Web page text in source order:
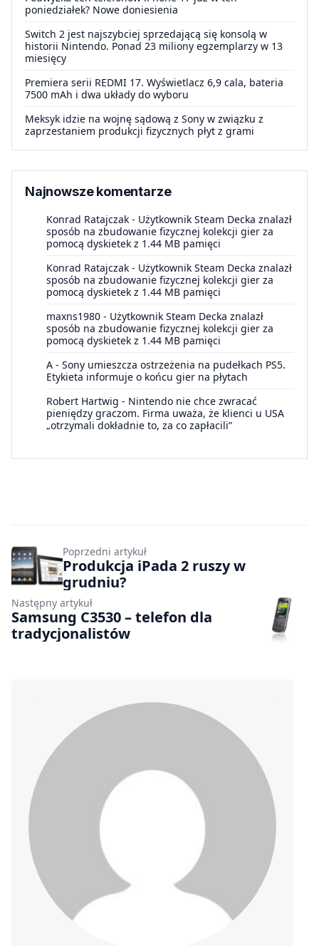
poniedziałek? Nowe doniesienia
Switch 2 jest najszybciej sprzedającą się konsolą w
historii Nintendo. Ponad 23 miliony egzemplarzy w 13
miesięcy
Premiera serii REDMI 17. Wyświetlacz 6,9 cala, bateria
7500 mAh i dwa układy do wyboru
Meksyk idzie na wojnę sądową z Sony w związku z
zaprzestaniem produkcji fizycznych płyt z grami
Najnowsze komentarze
Konrad Ratajczak - Użytkownik Steam Decka znalazł
sposób na zbudowanie fizycznej kolekcji gier za
pomocą dyskietek z 1.44 MB pamięci
Konrad Ratajczak - Użytkownik Steam Decka znalazł
sposób na zbudowanie fizycznej kolekcji gier za
pomocą dyskietek z 1.44 MB pamięci
maxns1980 - Użytkownik Steam Decka znalazł
sposób na zbudowanie fizycznej kolekcji gier za
pomocą dyskietek z 1.44 MB pamięci
A - Sony umieszcza ostrzeżenia na pudełkach PS5.
Etykieta informuje o końcu gier na płytach
Robert Hartwig - Nintendo nie chce zwracać
pieniędzy graczom. Firma uważa, że klienci u USA
„otrzymali dokładnie to, za co zapłacili”
Poprzedni artykuł
Produkcja iPada 2 ruszy w
grudniu?
Następny artykuł
Samsung C3530 – telefon dla
tradycjonalistów